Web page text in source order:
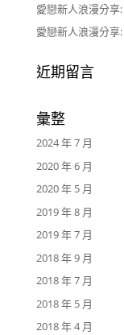
愛戀新人浪漫分享
愛戀新人浪漫分享
近期留言
彙整
2024 年 7 月
2020 年 6 月
2020 年 5 月
2019 年 8 月
2019 年 7 月
2018 年 9 月
2018 年 7 月
2018 年 5 月
2018 年 4 月